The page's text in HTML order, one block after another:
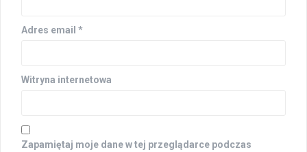
Adres email *
Witryna internetowa
Zapamiętaj moje dane w tej przeglądarce podczas